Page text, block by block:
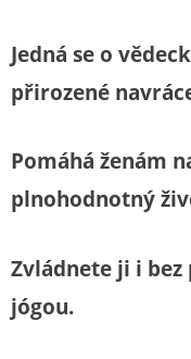
Jedná se o
přirozené
Pomáhá ženám
plnohodnotný
Zvládnete ji i bez
jógou.